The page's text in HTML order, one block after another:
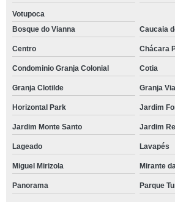
onde fazer aulas de yoga perto de mim Alphaville
onde fazer yoga e meditação Consolação
aulas de yoga perto de mim preço Ipiranga
yoga para iniciantes Cerqueira César
yoga para emagrecer Residencial Cinco
yoga restaurativa Jardim Marajoara
yoga para ansiedade Residencial Dez
onde fazer yoga para relaxar Recanto Vista
yoga regenerativa Haras Bela Vista
Votupoca
Bosque do Vianna
Caucaia
Centro Chácara
Condominio Granja Colonial Cotia
Granja Clotilde Granja
Horizontal Park Jardim
Jardim Monte Santo Jardim
Lageado Lavapés
Miguel Mirizola Mirante
Panorama Parque